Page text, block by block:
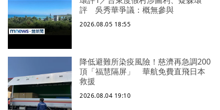
評 吳秀華爭議：概無參與
2026.08.05 18:55
降低避難所染疫風險！慈濟再急調200
頂「福慧隔屏」 華航免費直飛日本
救援
2026.08.04 19:10